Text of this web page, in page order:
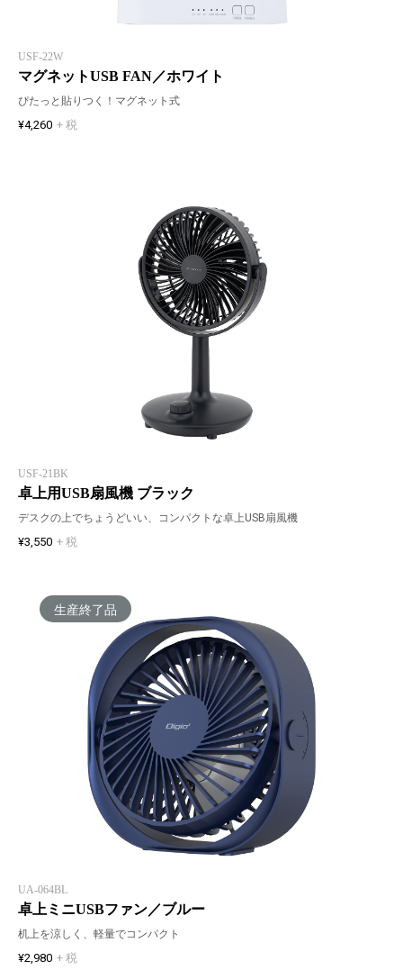
USF-22W
マグネットUSB FAN／ホワイト
ぴたっと貼りつく！マグネット式
¥4,260 + 税
USF-21BK
卓上用USB扇風機 ブラック
デスクの上でちょうどいい、コンパクトな卓上USB扇風機
¥3,550 + 税
生産終了品
UA-064BL
卓上ミニUSBファン／ブルー
机上を涼しく、軽量でコンパクト
¥2,980 + 税